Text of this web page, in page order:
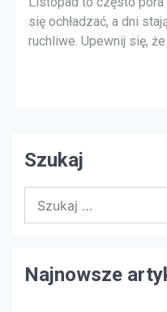
się ochładzać, a dni
ruchliwe. Upewnij się,
Szukaj
Najnowsze